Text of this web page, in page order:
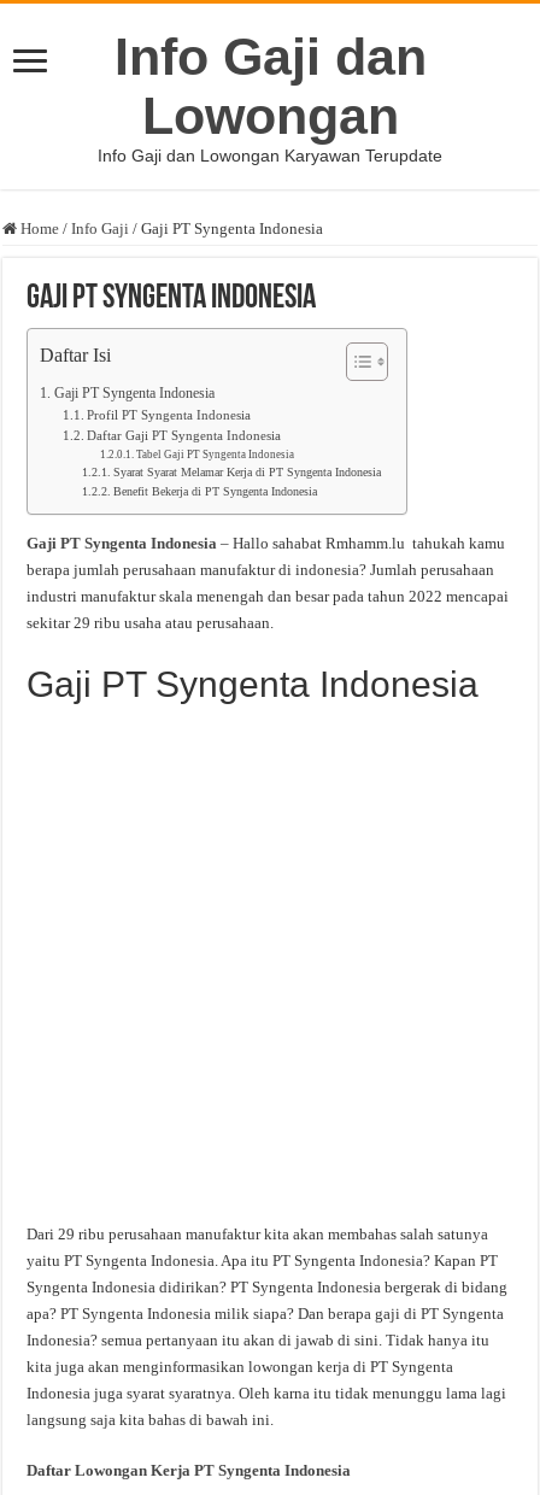
Info Gaji dan
Lowongan
Info Gaji dan Lowongan Karyawan Terupdate
Home / Info Gaji / Gaji PT Syngenta Indonesia
Gaji PT Syngenta Indonesia
Daftar Isi
Gaji PT Syngenta Indonesia
Profil PT Syngenta Indonesia
Daftar Gaji PT Syngenta Indonesia
Tabel Gaji PT Syngenta Indonesia
Syarat Syarat Melamar Kerja di PT Syngenta Indonesia
Benefit Bekerja di PT Syngenta Indonesia
Gaji PT Syngenta Indonesia – Hallo sahabat Rmhamm.lu tahukah kamu
berapa jumlah perusahaan manufaktur di indonesia? Jumlah perusahaan
industri manufaktur skala menengah dan besar pada tahun 2022 mencapai
sekitar 29 ribu usaha atau perusahaan.
Gaji PT Syngenta Indonesia
Dari 29 ribu perusahaan manufaktur kita akan membahas salah satunya
yaitu PT Syngenta Indonesia. Apa itu PT Syngenta Indonesia? Kapan PT
Syngenta Indonesia didirikan? PT Syngenta Indonesia bergerak di bidang
apa? PT Syngenta Indonesia milik siapa? Dan berapa gaji di PT Syngenta
Indonesia? semua pertanyaan itu akan di jawab di sini. Tidak hanya itu
kita juga akan menginformasikan lowongan kerja di PT Syngenta
Indonesia juga syarat syaratnya. Oleh karna itu tidak menunggu lama lagi
langsung saja kita bahas di bawah ini.
Daftar Lowongan Kerja PT Syngenta Indonesia